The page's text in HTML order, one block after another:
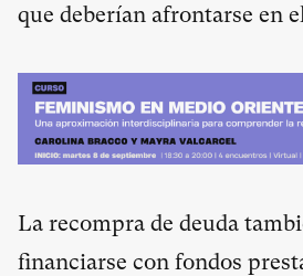
que deberían afrontarse en
La recompra de deuda
financiarse con fondos